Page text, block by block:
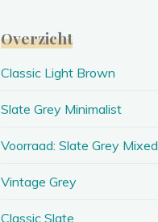
Overzicht
Classic Light Brown
Slate Grey Minimalist
Voorraad: Slate Grey Mixed
Vintage Grey
Classic Slate